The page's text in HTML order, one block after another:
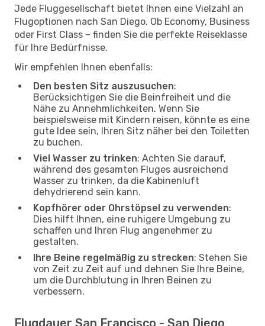
Jede Fluggesellschaft bietet Ihnen eine Vielzahl an
Flugoptionen nach San Diego. Ob Economy, Business
oder First Class – finden Sie die perfekte Reiseklasse
für Ihre Bedürfnisse.
Wir empfehlen Ihnen ebenfalls:
Den besten Sitz auszusuchen:
Berücksichtigen Sie die Beinfreiheit und die
Nähe zu Annehmlichkeiten. Wenn Sie
beispielsweise mit Kindern reisen, könnte es eine
gute Idee sein, Ihren Sitz näher bei den Toiletten
zu buchen.
Viel Wasser zu trinken: Achten Sie darauf,
während des gesamten Fluges ausreichend
Wasser zu trinken, da die Kabinenluft
dehydrierend sein kann.
Kopfhörer oder Ohrstöpsel zu verwenden:
Dies hilft Ihnen, eine ruhigere Umgebung zu
schaffen und Ihren Flug angenehmer zu
gestalten.
Ihre Beine regelmäßig zu strecken: Stehen Sie
von Zeit zu Zeit auf und dehnen Sie Ihre Beine,
um die Durchblutung in Ihren Beinen zu
verbessern.
Flugdauer San Francisco - San Diego